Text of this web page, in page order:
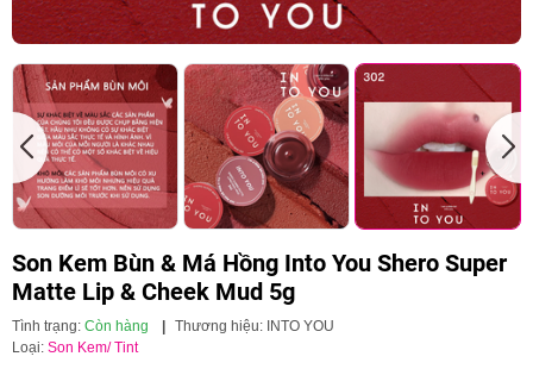
Son Kem Bùn & Má Hồng Into You Shero Super
Matte Lip & Cheek Mud 5g
Tình trạng: Còn hàng | Thương hiệu: INTO YOU
Loại: Son Kem/ Tint